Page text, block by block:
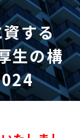
する
生の構